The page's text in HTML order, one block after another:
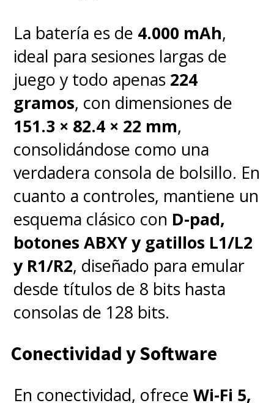
La batería es de 4.000 mAh,
ideal para sesiones largas de
juego y todo apenas 224
gramos, con dimensiones de
151.3 × 82.4 × 22 mm,
consolidándose como una
verdadera consola de bolsillo. En
cuanto a controles, mantiene un
esquema clásico con D-pad,
botones ABXY y gatillos L1/L2
y R1/R2, diseñado para emular
desde títulos de 8 bits hasta
consolas de 128 bits.
Conectividad y Software
En conectividad, ofreceWi-Fi 5,